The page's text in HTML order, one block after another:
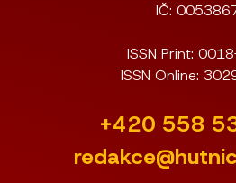
IČ:
ISSN Print:
ISSN Online:
+420 558